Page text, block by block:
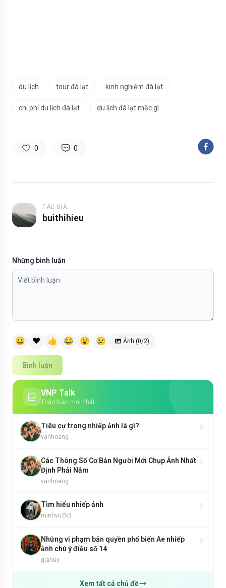
du lịch tour đà lạt kinh nghiệm đà lạt
chi phí du lịch đà lạt du lịch đà lạt mặc gì
0 0
TÁC GIẢ
buithihieu
Những bình luận
😀 ❤️ 👍 😂 😮 😢 Ảnh (0/2)
Bình luận
VNP Talk
Thảo luận mới nhất
Tiêu cự trong nhiếp ảnh là gì?
vanhoang
Các Thông Số Cơ Bản Người Mới Chụp Ảnh Nhất
Định Phải Nắm
vanhoang
Tìm hiểu nhiếp ảnh
minhvu2k3
Những vi phạm bản quyền phổ biến Ae nhiếp
ảnh chú ý điều số 14
giahuy
Xem tất cả chủ đề